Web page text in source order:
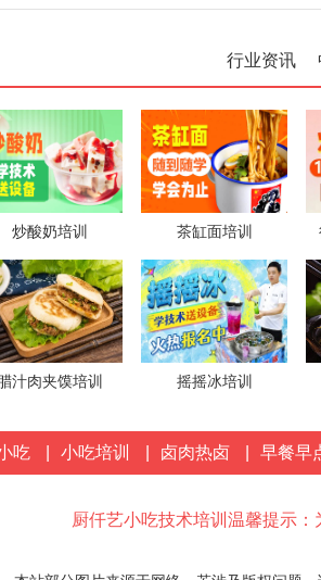
行业资讯
炒酸奶培训 茶缸面培训
汁肉夹馍培训 摇摇冰培训
吃 小吃培训 卤肉热卤 早餐早
厨仟艺小吃技术培训温馨提示